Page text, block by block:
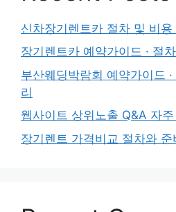
신차장기렌트카 절차 및 비용
장기렌트카 예약가이드 · 절
부산웨딩박람회 예약가이드
리
웹사이트 상위노출 Q&A 자
장기렌트 가격비교 절차와 준